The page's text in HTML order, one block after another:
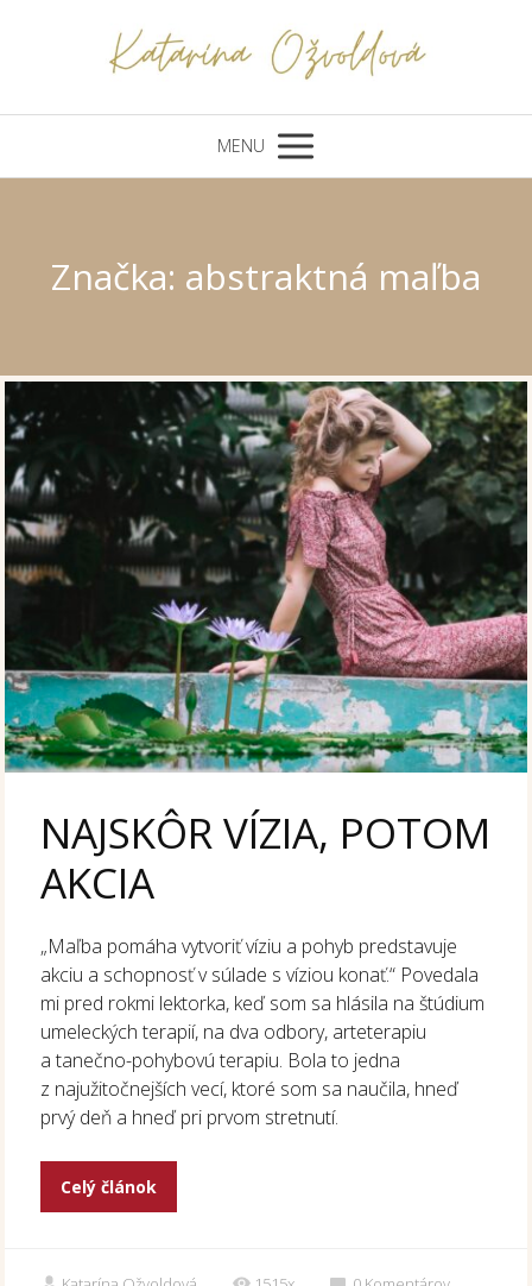
MENU
Značka: abstraktná maľba
NAJSKÔR VÍZIA, POTOM
AKCIA
„Maľba pomáha vytvoriť víziu a pohyb predstavuje
akciu a schopnosť v súlade s víziou konať.“ Povedala
mi pred rokmi lektorka, keď som sa hlásila na štúdium
umeleckých terapií, na dva odbory, arteterapiu
a tanečno-pohybovú terapiu. Bola to jedna
z najužitočnejších vecí, ktoré som sa naučila, hneď
prvý deň a hneď pri prvom stretnutí.
Celý článok